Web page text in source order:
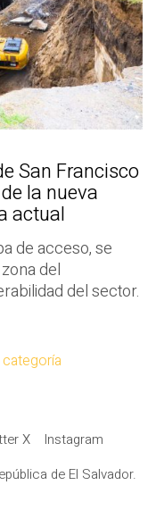
San Francisco
la nueva
actual
de acceso, se
del
del sector.
categoría
X
Instagram
de El Salvador.